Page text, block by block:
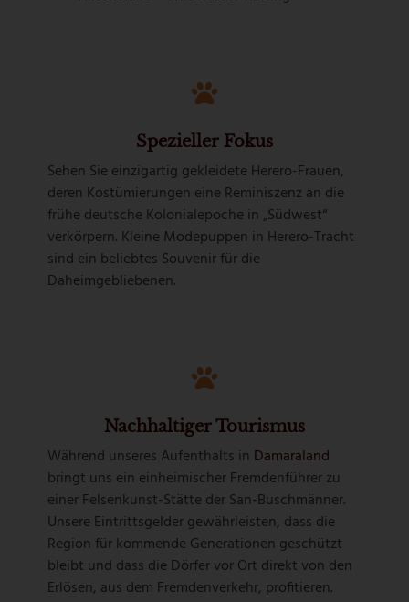
Spezieller Fokus
Sehen Sie einzigartig gekleidete Herero-Frauen,
deren Kostümierungen eine Reminiszenz an die
frühe deutsche Kolonialepoche in „Südwest“
verkörpern. Kleine Modepuppen in Herero-Tracht
sind ein beliebtes Souvenir für die
Daheimgebliebenen.
Nachhaltiger Tourismus
Während unseres Aufenthalts in Damaraland
bringt uns ein einheimischer Fremdenführer zu
einer Felsenkunst-Stätte der San-Buschmänner.
Unsere Eintrittsgelder gewährleisten, dass die
Region für kommende Generationen geschützt
bleibt und dass die Dörfer vor Ort direkt von den
Erlösen, aus dem Fremdenverkehr, profitieren.